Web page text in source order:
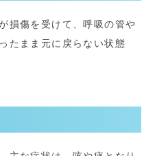
損傷を受けて、呼吸の管や
たまま元に戻らない状態